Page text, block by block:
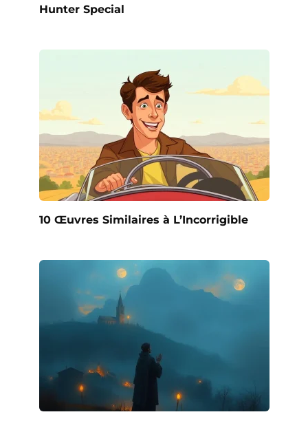
Hunter Special
10 Œuvres Similaires à L’Incorrigible